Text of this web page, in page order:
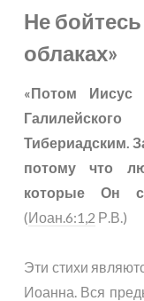
Не
облаках»
«Потом Иисус
Тибериадским.
потому что
которые Он
(Иоан.6:1,2 Р.В.)
Эти стихи
Иоанна. Вся